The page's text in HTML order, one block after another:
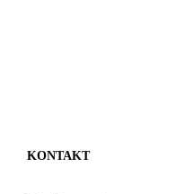
KONTAKT